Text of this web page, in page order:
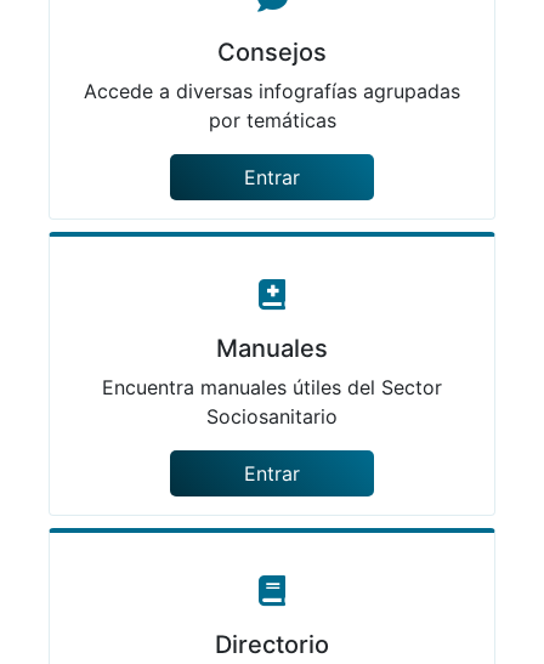
Consejos
Accede a diversas infografías agrupadas
por temáticas
Entrar
Manuales
Encuentra manuales útiles del Sector
Sociosanitario
Entrar
Directorio